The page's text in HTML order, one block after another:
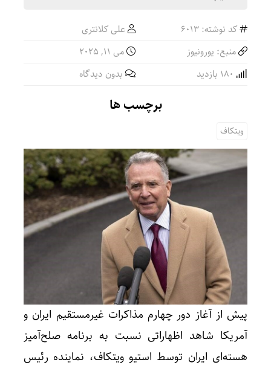
کد نوشته: 6013
علی کلانتری
منبع: یورونیوز
می 11, 2025
بدون دیدگاه
برچسب ها
ویتکاف
پیش از آغاز دور چهارم مذاکرات غیرمستقیم ایران و
آمریکا شاهد اظهاراتی نسبت به برنامه صلح‌آمیز
هسته‌ای ایران توسط استیو ویتکاف، نماینده رئیس